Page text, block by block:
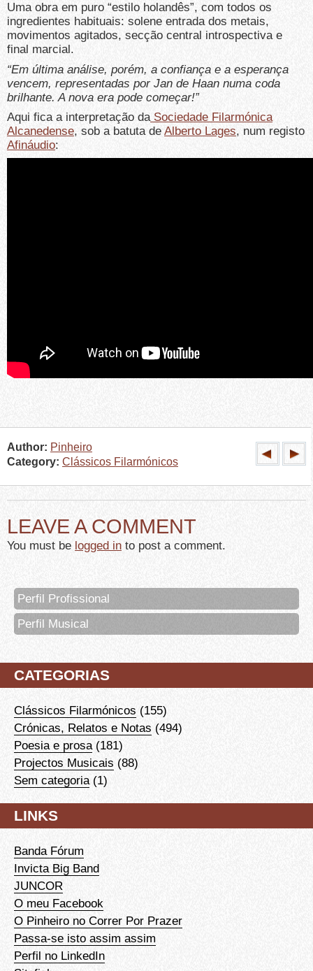
Uma obra em puro “estilo holandês”, com todos os
ingredientes habituais: solene entrada dos metais,
movimentos agitados, secção central introspectiva e
final marcial.
“Em última análise, porém, a confiança e a esperança
vencem, representadas por Jan de Haan numa coda
brilhante. A nova era pode começar!”
Aqui fica a interpretação daSociedade Filarmónica
Alcanedense, sob a batuta de Alberto Lages, num registo
Afináudio:
Author: Pinheiro
Category: Clássicos Filarmónicos
LEAVE A COMMENT
You must be logged in to post a comment.
Perfil Profissional
Perfil Musical
CATEGORIAS
Clássicos Filarmónicos (155)
Crónicas, Relatos e Notas (494)
Poesia e prosa(181)
Projectos Musicais (88)
Sem categoria(1)
LINKS
Banda Fórum
Invicta Big Band
JUNCOR
O meu Facebook
O Pinheiro no Correr Por Prazer
Passa-se isto assim assim
Perfil no LinkedIn